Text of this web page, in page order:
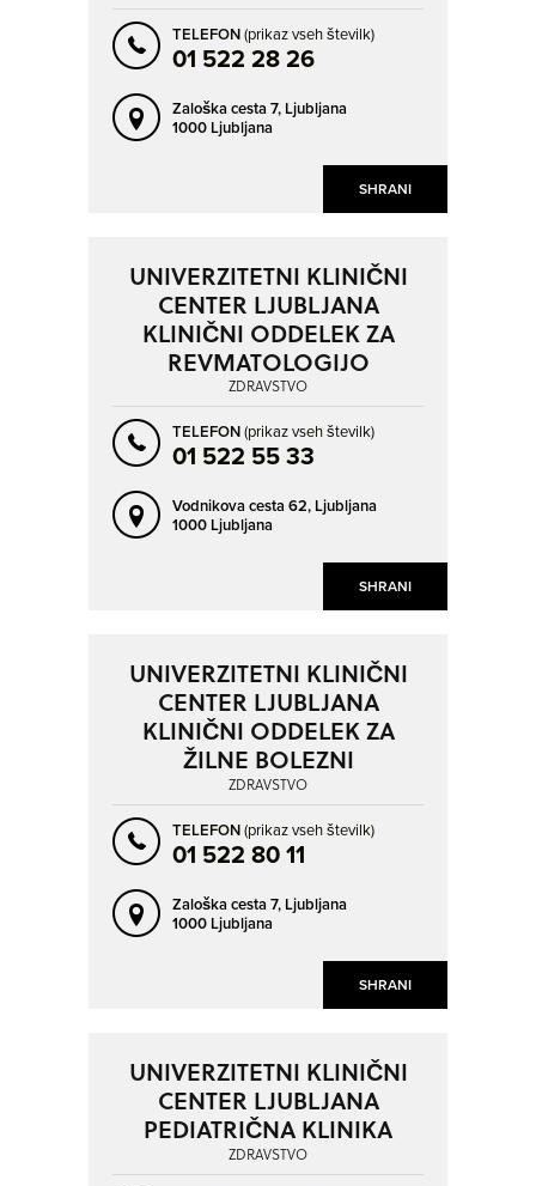
SHRANI
TELEFON(prikaz vseh številk)
01 522 28 26
Zaloška cesta 7, Ljubljana
1000 Ljubljana
SHRANI
UNIVERZITETNI KLINIČNI
CENTER LJUBLJANA
KLINIČNI ODDELEK ZA
REVMATOLOGIJO
ZDRAVSTVO
TELEFON(prikaz vseh številk)
01 522 55 33
Vodnikova cesta 62, Ljubljana
1000 Ljubljana
SHRANI
UNIVERZITETNI KLINIČNI
CENTER LJUBLJANA
KLINIČNI ODDELEK ZA
ŽILNE BOLEZNI
ZDRAVSTVO
TELEFON(prikaz vseh številk)
01 522 80 11
Zaloška cesta 7, Ljubljana
1000 Ljubljana
UNIVERZITETNI KLINIČNI
CENTER LJUBLJANA
PEDIATRIČNA KLINIKA
ZDRAVSTVO